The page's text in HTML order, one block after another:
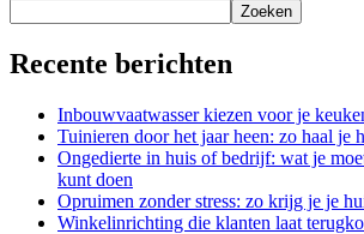
Zoeken
Recente berichten
Inbouwvaatwasser kiezen voor je
Tuinieren door het jaar heen: zo haal je
Ongedierte in huis of bedrijf: wat je
kunt doen
Opruimen zonder stress: zo krijg je je
Winkelinrichting die klanten laat